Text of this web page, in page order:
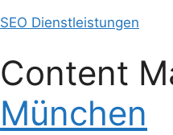
SEO Dienstleistungen
Content
München